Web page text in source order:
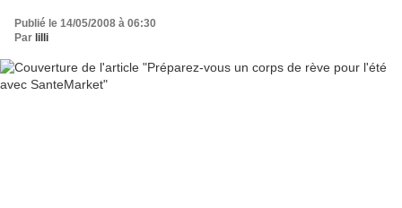
Publié le 14/05/2008 à 06:30
Par lilli